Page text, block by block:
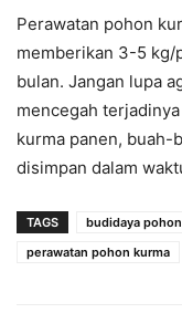
Perawatan pohon
memberikan 3-5 kg/
bulan. Jangan lupa
mencegah
kurma panen, buah-
disimpan dalam
TAGS budidaya
perawatan pohon kurma